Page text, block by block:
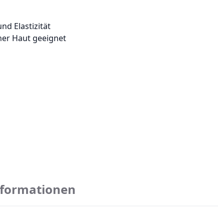
Elastizität
Haut geeignet